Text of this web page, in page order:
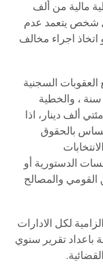
مالية من ألف
شخص يتعمد عدم
اجراء مخالف
العقوبات السجنية
، والخطية
ألف دينار، اذا
بالحقوق
الدستورية أو
القومي والمصالح
لكل الادارات
باعداد تقرير سنوي